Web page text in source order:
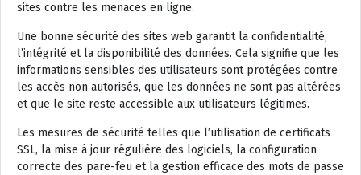
sites contre les menaces en ligne.
Une bonne sécurité des sites web garantit la confidentialité,
l’intégrité et la disponibilité des données. Cela signifie que les
informations sensibles des utilisateurs sont protégées contre
les accès non autorisés, que les données ne sont pas altérées
et que le site reste accessible aux utilisateurs légitimes.
Les mesures de sécurité telles que l’utilisation de certificats
SSL, la mise à jour régulière des logiciels, la configuration
correcte des pare-feu et la gestion efficace des mots de passe